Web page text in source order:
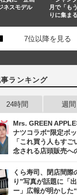
ネスモデル
月で「も
りに集ま
7位以降を見る
ランキング
24時間 週間
Mrs. GREEN
ナツコラボ“限定ボ
「これ買う人もす
念される店頭販売へ
くら寿司、閉店間際
り”写真が話題に「
ー」広報が明かした